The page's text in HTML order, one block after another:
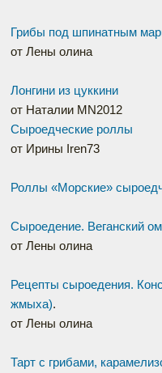
Грибы под шпинатным
от Лены олина
Лонгини из цуккини
от Наталии MN2012
Сыроедческие роллы
от Ирины Iren73
Роллы «Морские»
Сыроедение. Веганский
от Лены олина
Рецепты сыроедения.
жмыха).
от Лены олина
Тарт с грибами,